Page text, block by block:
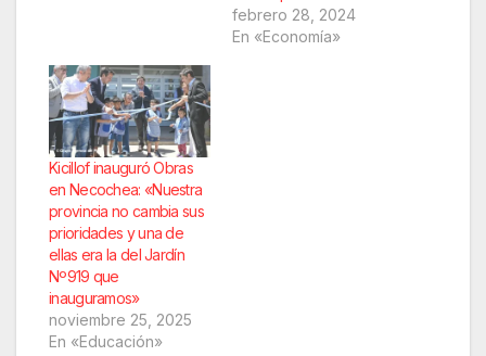
febrero 28, 2024
En «Economía»
Kicillof inauguró Obras
en Necochea: «Nuestra
provincia no cambia sus
prioridades y una de
ellas era la del Jardín
Nº919 que
inauguramos»
noviembre 25, 2025
En «Educación»